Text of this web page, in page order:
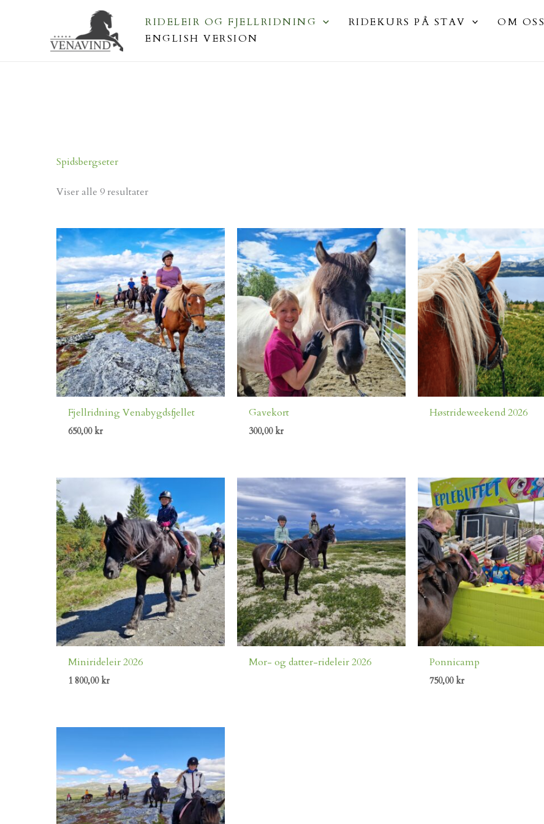
RIDELEIR OG FJELLRIDNING RIDEKURS PÅ STAV OM OSS
ENGLISH VERSION
Spidsbergseter
Viser alle 9 resultater
Fjellridning Venabygdsfjellet
650,00 kr
Gavekort
300,00 kr
Høstrideweekend 2026
Minirideleir 2026
1 800,00 kr
Mor- og datter-rideleir 2026 Ponnicamp
750,00 kr